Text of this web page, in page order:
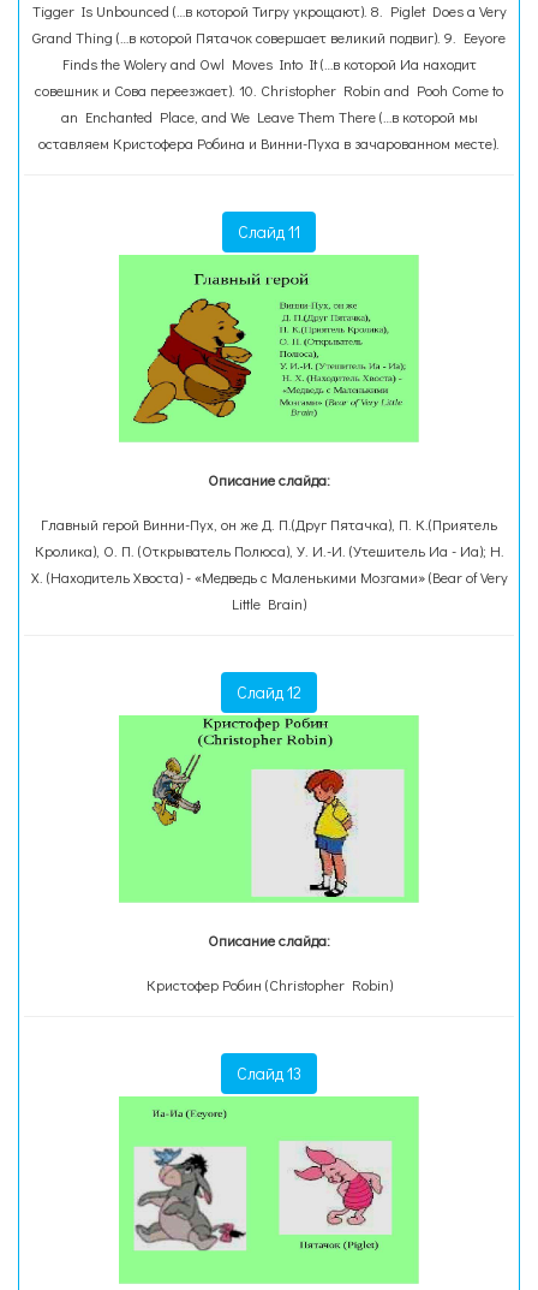
Tigger Is Unbounced (…в которой Тигру укрощают). 8. Piglet Does a Very
Grand Thing (…в которой Пятачок совершает великий подвиг). 9. Eeyore
Finds the Wolery and Owl Moves Into It (…в которой Иа находит
совешник и Сова переезжает). 10. Christopher Robin and Pooh Come to
an Enchanted Place, and We Leave Them There (…в которой мы
оставляем Кристофера Робина и Винни-Пуха в зачарованном месте).
Слайд 11
Описание слайда:
Главный герой Винни-Пух, он же Д. П.(Друг Пятачка), П. К.(Приятель
Кролика), О. П. (Открыватель Полюса), У. И.-И. (Утешитель Иа - Иа); Н.
Х. (Находитель Хвоста) - «Медведь с Маленькими Мозгами» (Bear of Very
Little Brain)
Слайд 12
Описание слайда:
Кристофер Робин (Christopher Robin)
Слайд 13